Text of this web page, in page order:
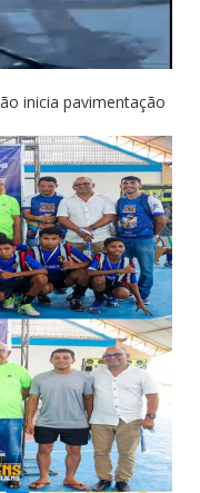
inicia pavimentação